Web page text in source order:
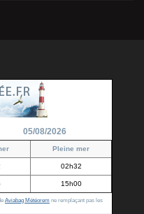
05/08/2026
Pleine mer
02h32
15h00
Aviabag Météorem ne remplaçant pas les